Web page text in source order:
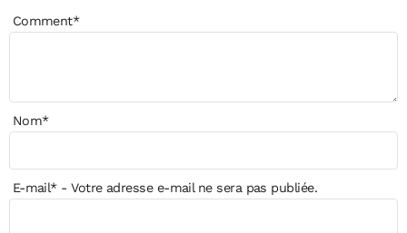
Comment*
Nom*
E-mail*- Votre adresse e-mail ne sera pas publiée.